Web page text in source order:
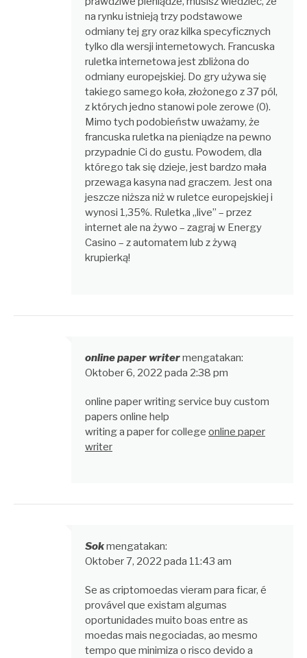
na rynku istnieją trzy podstawowe
odmiany tej gry oraz kilka specyficznych
tylko dla wersji internetowych. Francuska
ruletka internetowa jest zbliżona do
odmiany europejskiej. Do gry używa się
takiego samego koła, złożonego z 37 pól,
z których jedno stanowi pole zerowe (0).
Mimo tych podobieństw uważamy, że
francuska ruletka na pieniądze na pewno
przypadnie Ci do gustu. Powodem, dla
którego tak się dzieje, jest bardzo mała
przewaga kasyna nad graczem. Jest ona
jeszcze niższa niż w ruletce europejskiej i
wynosi 1,35%. Ruletka „live” – przez
internet ale na żywo – zagraj w Energy
Casino – z automatem lub z żywą
krupierką!
online paper writermengatakan:
Oktober 6, 2022 pada 2:38 pm
online paper writing service buy custom
papers online help
writing a paper for college online paper
writer
Sokmengatakan:
Oktober 7, 2022 pada 11:43 am
Se as criptomoedas vieram para ficar, é
provável que existam algumas
oportunidades muito boas entre as
moedas mais negociadas, ao mesmo
tempo que minimiza o risco devido a